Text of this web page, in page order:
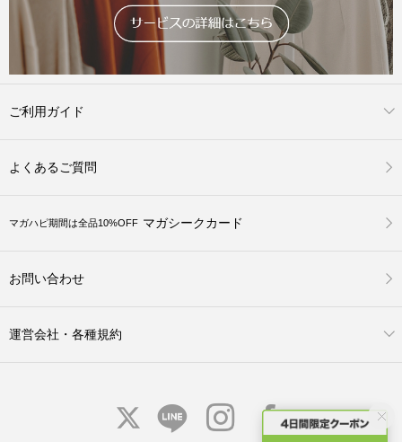
ご利用ガイド
よくあるご質問
マガハピ期間は全品10%OFF マガシークカード
お問い合わせ
運営会社・各種規約